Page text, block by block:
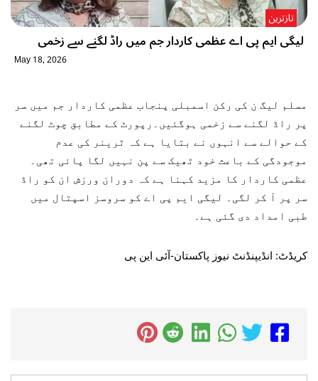
لیگی ایم پی اے عظمی کاردار جم میں راڈ لگنے سے زخمی
تازترین
May 18, 2026
مسلم لیگ ن کی رکن اسمبلی پنجاب عظمی کاردار جم میں سر
پر راڈ لگنے سے زخمی ہوگئیں۔رپورٹ کے مطابق چوٹ لگنے
کے حوالے سے انہوں نے بتایا ہے کہ ٹرینر کی عدم
موجودگی کے باعث خود ٹھیک سے پن نہیں لگا پائی تھی۔
عظمی کاردار کا مزید کہنا ہے کہ دوران ورزش ان کو راڈ
سر پر آ کر لگی۔ لیگی ایم پی اے کو سروسز اسپتال میں
طبی امداد دی گئی ہے۔
کریڈٹ: انڈیپنڈنٹ نیوز پاکستان-آئی این پی